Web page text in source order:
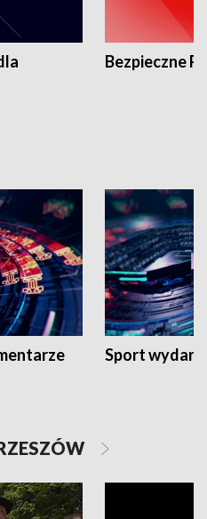
Bezpieczne
Sport